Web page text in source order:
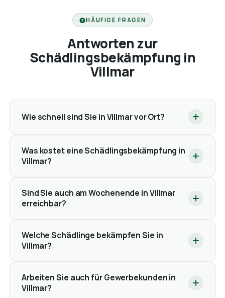
HÄUFIGE FRAGEN
Antworten zur
Schädlingsbekämpfung in
Villmar
Wie schnell sind Sie in Villmar vor Ort?
Was kostet eine Schädlingsbekämpfung in
Villmar?
Sind Sie auch am Wochenende in Villmar
erreichbar?
Welche Schädlinge bekämpfen Sie in
Villmar?
Arbeiten Sie auch für Gewerbekunden in
Villmar?